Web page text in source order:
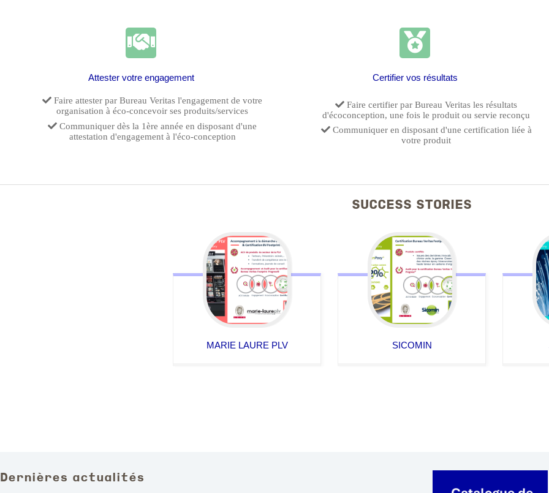
Attester votre engagement
Faire attester par Bureau Veritas l'engagement de votre
organisation à éco-concevoir ses produits/services
Communiquer dès la 1ère année en disposant d'une
attestation d'engagement à l'éco-conception
Certifier vos résultats
Faire certifier par Bureau Veritas les résultats
d'écoconception, une fois le produit ou servie reconçu
Communiquer en disposant d'une certification liée à
votre produit
SUCCESS STORIES
MARIE LAURE PLV SICOMIN
Dernières actualités